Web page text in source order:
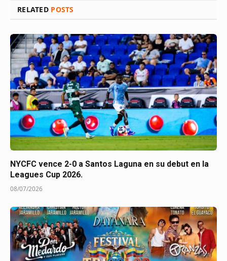
RELATED POSTS
NYCFC vence 2-0 a Santos Laguna en su debut en la
Leagues Cup 2026.
08/07/2026